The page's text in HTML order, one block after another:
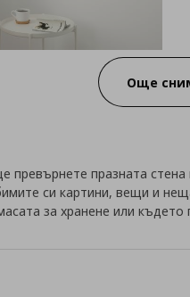
Още
превърнете празната
си картини, вещи и
за хранене или където